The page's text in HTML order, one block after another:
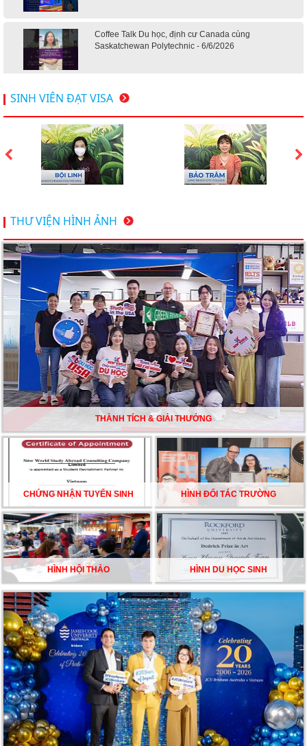
Coffee Talk Du học, định cư Canada cùng
Saskatchewan Polytechnic - 6/6/2026
Hội thảo du học Mỹ 18.4.2026 - Đại học Mỹ học phí
dưới 20k/ năm
Du học Mỹ 2026 - Lấy bằng cử nhân lúc 20 tuổi cùng
chương trình High School Completion, Washington
bạn khám phá
Du học Mỹ năm 2026: Cơ hội học tập và trải nghiệm tại
nền giáo dục hàng đầu
TƯ VẤN DU HỌC TOÀN DIỆN – BƯỚC ĐỆM VỮNG
CHẮC TỪ NEW WORLD EDUCATION
DU HỌC ÚC DẦN TRỞ THÀNH LỰA CHỌN HÀNG
ĐẦU CỦA DU HỌC SINH NĂM 2026 – VÀ TẤT CẢ
ĐỀU CÓ LÝ DO!!
CHẠM GIẤC MƠ DU HỌC MỸ – BẮT ĐẦU TỪ NGÀY
HỘI GHI DANH & SĂN HỌC BỔNG KỲ SPRING 2026
SINH VIÊN ĐẠT VISA
THƯ VIỆN HÌNH ẢNH
THÀNH TÍCH & GIẢI THƯỞNG
CHỨNG NHẬN TUYỂN SINH HÌNH ĐỐI TÁC TRƯỜNG
HÌNH HỘI THẢO HÌNH DU HỌC SINH